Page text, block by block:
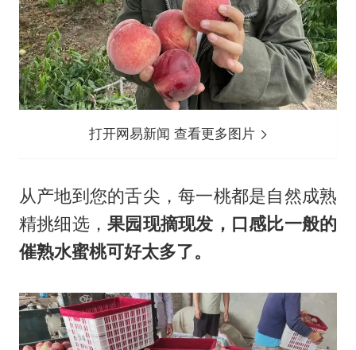
打开网易新闻 查看更多图片
从产地到您的舌尖，每一桃都是自然成熟
精挑细选，果园现摘现发，口感比一般的
催熟水蜜桃可好太多了。